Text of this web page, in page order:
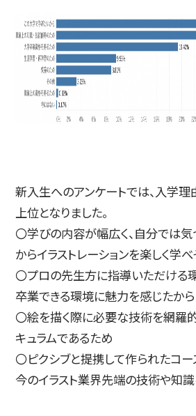
新入生へのアンケートでは、入学
上位となりました。
〇学びの内容が幅広く、自分では
からイラストレーションを楽しく学
〇プロの先生方に指導いただける
卒業できる環境に魅力を感じたから
〇絵を描く際に必要な技術を網羅
キュラムであるため
〇ピクシブと提携して作られたコー
今のイラスト業界先端の技術や知